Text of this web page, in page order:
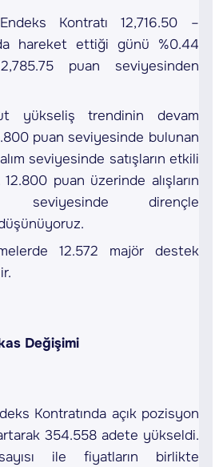
Kontratı 12,716.50 –
hareket ettiği günü %0.44
puan seviyesinden
yükseliş trendinin devam
puan seviyesinde bulunan
seviyesinde satışların etkili
puan üzerinde alışların
dirençle
12.572 majör destek
Değişimi
Kontratında açık pozisyon
354.558 adete yükseldi.
ile fiyatların birlikte